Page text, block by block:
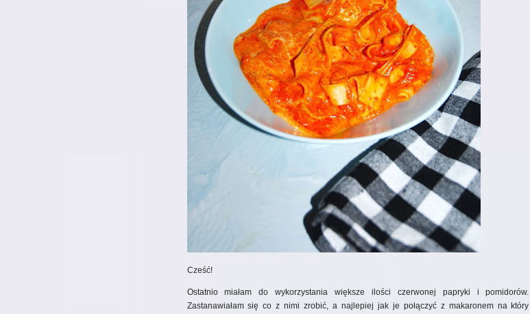
Cześć!
Ostatnio miałam do wykorzystania większe ilości czerwonej papryki i pomidorów.
Zastanawiałam się co z nimi zrobić, a najlepiej jak je połączyć z makaronem na który